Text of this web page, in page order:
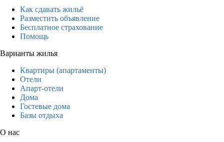
Как сдавать жильё
Разместить объявление
Бесплатное страхование
Помощь
Варианты жилья
Квартиры (апартаменты)
Отели
Апарт-отели
Дома
Гостевые дома
Базы отдыха
О нас